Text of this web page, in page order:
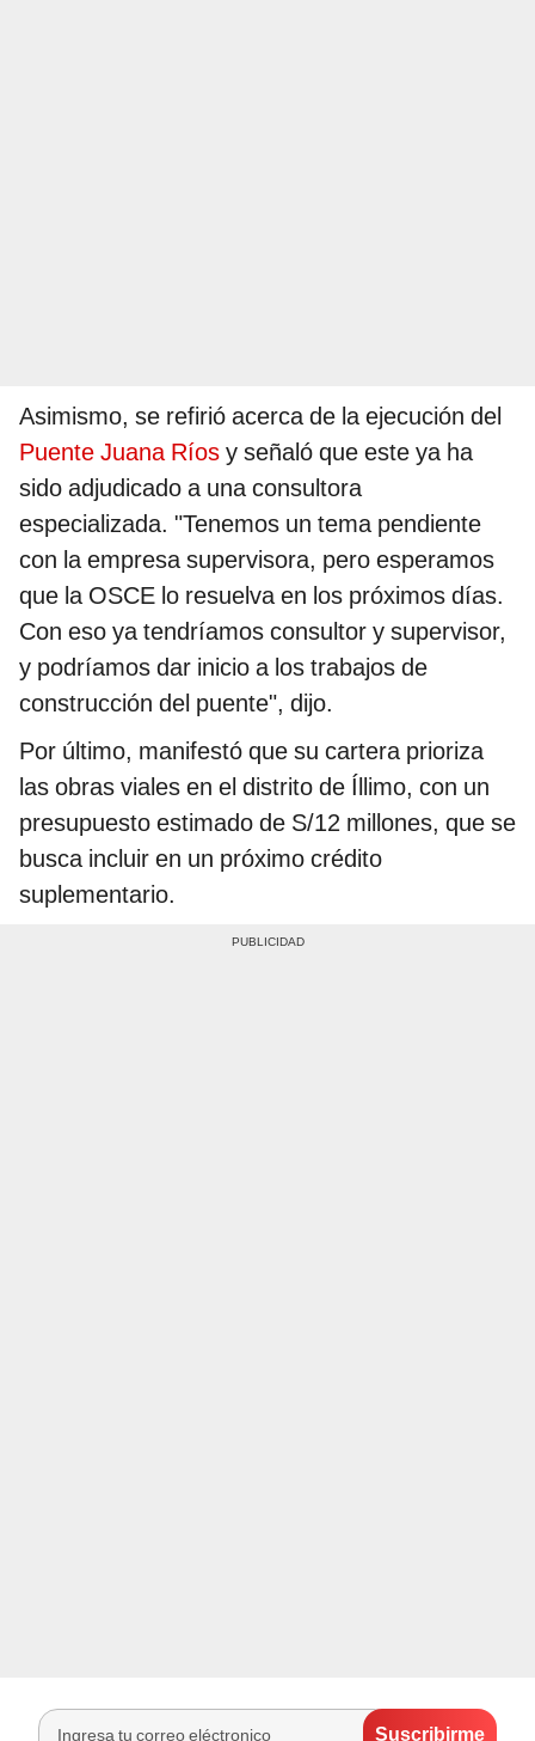
Asimismo, se refirió acerca de la ejecución del
Puente Juana Ríos y señaló que este ya ha
sido adjudicado a una consultora
especializada. "Tenemos un tema pendiente
con la empresa supervisora, pero esperamos
que la OSCE lo resuelva en los próximos días.
Con eso ya tendríamos consultor y supervisor,
y podríamos dar inicio a los trabajos de
construcción del puente", dijo.
Por último, manifestó que su cartera prioriza
las obras viales en el distrito de Íllimo, con un
presupuesto estimado de S/12 millones, que se
busca incluir en un próximo crédito
suplementario.